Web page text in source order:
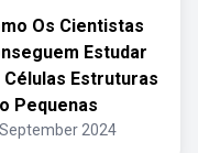
Os Cientistas
Estudar
Células Estruturas
Pequenas
2024